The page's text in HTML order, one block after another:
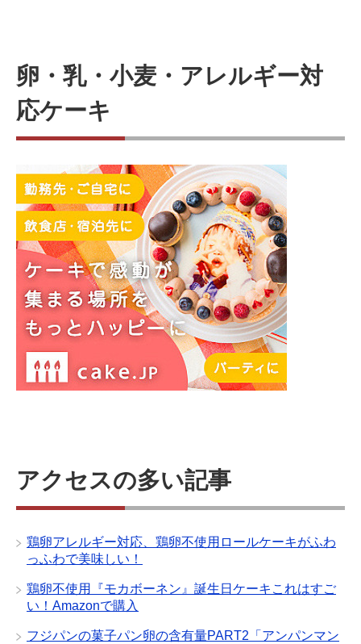
卵・乳・小麦・アレルギー対
応ケーキ
アクセスの多い記事
鶏卵アレルギー対応、鶏卵不使用ロールケーキがふわ
っふわで美味しい！
鶏卵不使用『モカボーネン』誕生日ケーキこれはすご
い！Amazonで購入
フジパンの菓子パン卵の含有量PART2「アンパンマン